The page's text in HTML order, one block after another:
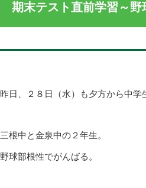
期末テスト直前学習～野
昨日、２８日（水）も夕方から中学
三根中と金泉中の２年生。
野球部根性でがんばる。